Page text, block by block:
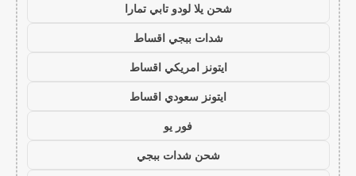
شحن يلا لودو تابي تمارا
شدات ببجي اقساط
ايتونز امريكي اقساط
ايتونز سعودي اقساط
فور يو
شحن شدات ببجي